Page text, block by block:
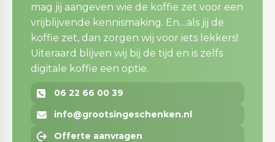
mag jij aangeven wie de koffie zet voor een
vrijblijvende kennismaking. En....als jij de
koffie zet, dan zorgen wij voor iets lekkers!
Uiteraard blijven wij bij de tijd en is zelfs
digitale koffie een optie.
06 22 66 00 39
info@grootsingeschenken.nl
Offerte aanvragen